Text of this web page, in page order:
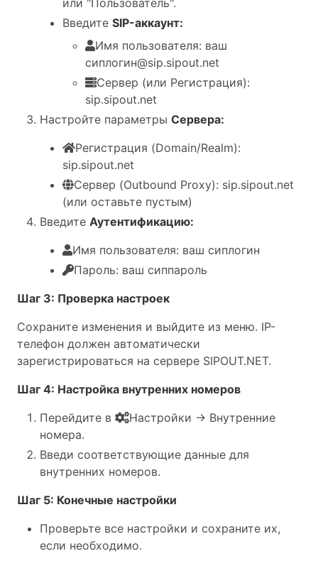
Введите SIP-аккаунт:
Имя пользователя: ваш
сиплогин@sip.sipout.net
Сервер (или Регистрация):
sip.sipout.net
Настройте параметры Сервера:
Регистрация (Domain/Realm):
sip.sipout.net
Сервер (Outbound Proxy): sip.sipout.net
(или оставьте пустым)
Введите Аутентификацию:
Имя пользователя: ваш сиплогин
Пароль: ваш сиппароль
Шаг 3: Проверка настроек
Сохраните изменения и выйдите из меню. IP-
телефон должен автоматически
зарегистрироваться на сервере SIPOUT.NET.
Шаг 4: Настройка внутренних номеров
Перейдите в
Настройки → Внутренние
номера.
Введи соответствующие данные для
внутренних номеров.
Шаг 5: Конечные настройки
Проверьте все настройки и сохраните их,
если необходимо.